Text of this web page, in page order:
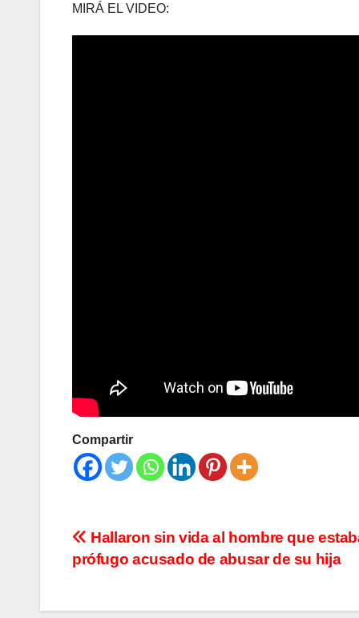
MIRÁ EL VIDEO:
Compartir
Navegación
de
entradas
Hallaron sin vida al hombre que
prófugo acusado de abusar de su hija